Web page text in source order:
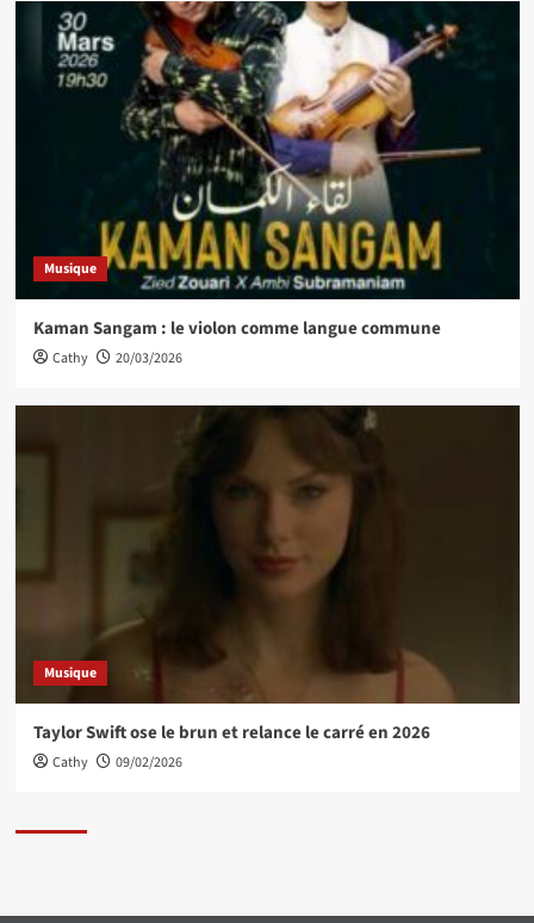
Musique
Kaman Sangam : le violon comme langue commune
Cathy 20/03/2026
Musique
Taylor Swift ose le brun et relance le carré en 2026
Cathy 09/02/2026